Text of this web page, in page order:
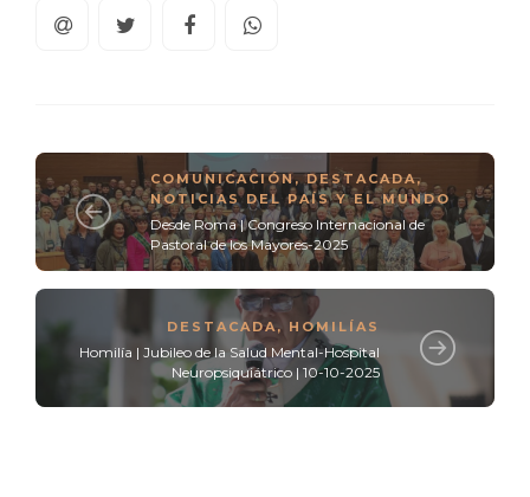
COMUNICACIÓN,DESTACADA,
NOTICIAS DEL PAÍS Y EL MUNDO
Desde Roma | Congreso Internacional de
Pastoral de los Mayores-2025
DESTACADA, HOMILÍAS
Homilía | Jubileo de la Salud Mental-Hospital
Neuropsiquiátrico | 10-10-2025